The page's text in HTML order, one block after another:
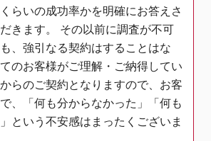
らいの成功率かを明確にお答えさ
きます。 その以前に調査が不可
、強引なる契約はすることはな
のお客様がご理解・ご納得してい
らのご契約となりますので、お客
、「何も分からなかった」「何も
という不安感はまったくございま